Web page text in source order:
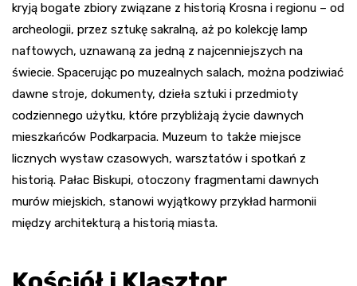
kryją bogate zbiory związane z historią Krosna i regionu – od
archeologii, przez sztukę sakralną, aż po kolekcję lamp
naftowych, uznawaną za jedną z najcenniejszych na
świecie. Spacerując po muzealnych salach, można podziwiać
dawne stroje, dokumenty, dzieła sztuki i przedmioty
codziennego użytku, które przybliżają życie dawnych
mieszkańców Podkarpacia. Muzeum to także miejsce
licznych wystaw czasowych, warsztatów i spotkań z
historią. Pałac Biskupi, otoczony fragmentami dawnych
murów miejskich, stanowi wyjątkowy przykład harmonii
między architekturą a historią miasta.